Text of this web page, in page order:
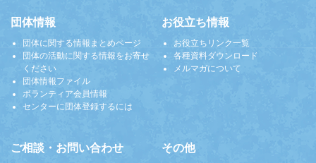
団体情報
団体に関する情報まとめページ
団体の活動に関する情報をお寄せ
ください
団体情報ファイル
ボランティア会員情報
センターに団体登録するには
お役立ち情報
お役立ちリンク一覧
各種資料ダウンロード
メルマガについて
ご相談・お問い合わせ その他